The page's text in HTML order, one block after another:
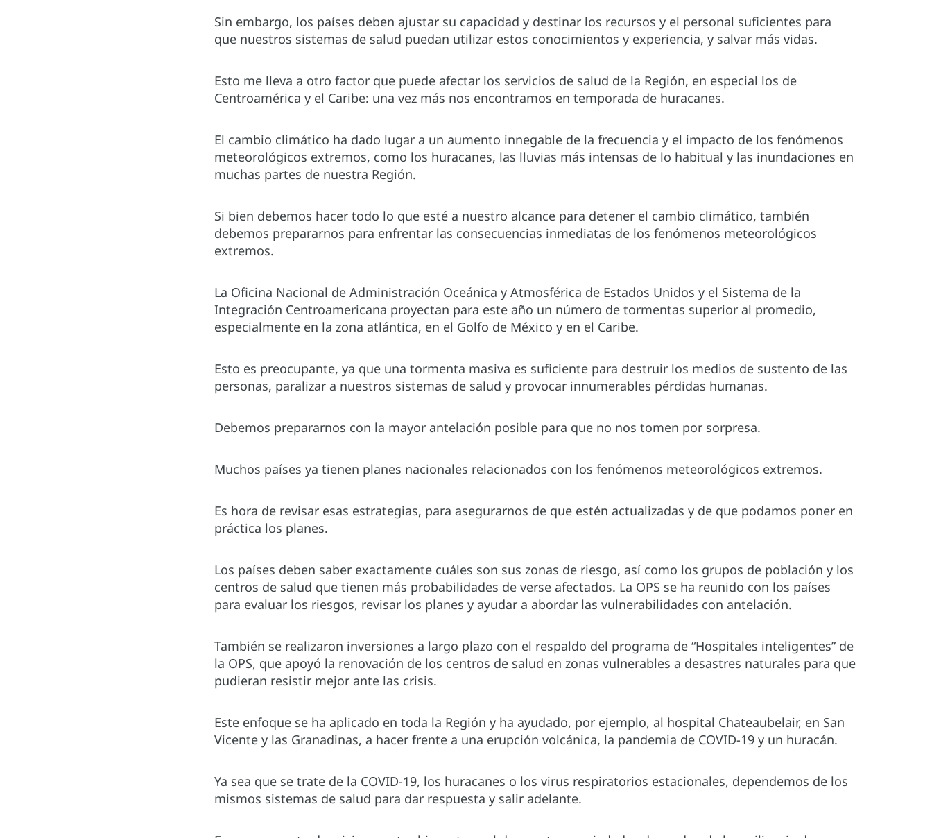
Sin embargo, los países deben ajustar su capacidad y destinar los recursos y el personal suficientes para
que nuestros sistemas de salud puedan utilizar estos conocimientos y experiencia, y salvar más vidas.
Esto me lleva a otro factor que puede afectar los servicios de salud de la Región, en especial los de
Centroamérica y el Caribe: una vez más nos encontramos en temporada de huracanes.
El cambio climático ha dado lugar a un aumento innegable de la frecuencia y el impacto de los fenómenos
meteorológicos extremos, como los huracanes, las lluvias más intensas de lo habitual y las inundaciones en
muchas partes de nuestra Región.
Si bien debemos hacer todo lo que esté a nuestro alcance para detener el cambio climático, también
debemos prepararnos para enfrentar las consecuencias inmediatas de los fenómenos meteorológicos
extremos.
La Oficina Nacional de Administración Oceánica y Atmosférica de Estados Unidos y el Sistema de la
Integración Centroamericana proyectan para este año un número de tormentas superior al promedio,
especialmente en la zona atlántica, en el Golfo de México y en el Caribe.
Esto es preocupante, ya que una tormenta masiva es suficiente para destruir los medios de sustento de las
personas, paralizar a nuestros sistemas de salud y provocar innumerables pérdidas humanas.
Debemos prepararnos con la mayor antelación posible para que no nos tomen por sorpresa.
Muchos países ya tienen planes nacionales relacionados con los fenómenos meteorológicos extremos.
Es hora de revisar esas estrategias, para asegurarnos de que estén actualizadas y de que podamos poner en
práctica los planes.
Los países deben saber exactamente cuáles son sus zonas de riesgo, así como los grupos de población y los
centros de salud que tienen más probabilidades de verse afectados. La OPS se ha reunido con los países
para evaluar los riesgos, revisar los planes y ayudar a abordar las vulnerabilidades con antelación.
También se realizaron inversiones a largo plazo con el respaldo del programa de “Hospitales inteligentes” de
la OPS, que apoyó la renovación de los centros de salud en zonas vulnerables a desastres naturales para que
pudieran resistir mejor ante las crisis.
Este enfoque se ha aplicado en toda la Región y ha ayudado, por ejemplo, al hospital Chateaubelair, en San
Vicente y las Granadinas, a hacer frente a una erupción volcánica, la pandemia de COVID-19 y un huracán.
Ya sea que se trate de la COVID-19, los huracanes o los virus respiratorios estacionales, dependemos de los
mismos sistemas de salud para dar respuesta y salir adelante.